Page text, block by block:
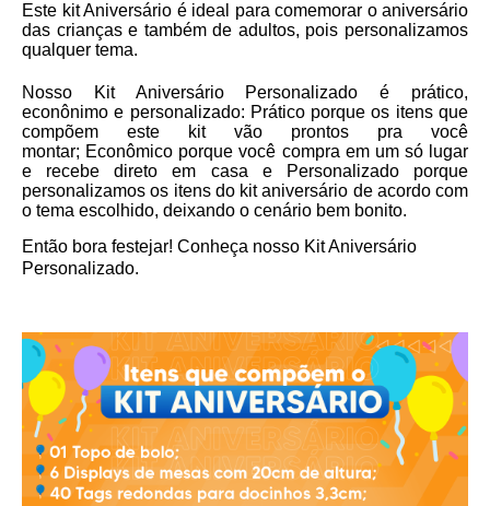
Este kit Aniversário é ideal para comemorar o aniversário
das crianças e também de adultos, pois personalizamos
qualquer tema.
Nosso Kit Aniversário Personalizado é prático,
econônimo e personalizado: Práticoporque os itens que
compõem este kit vão prontos pra você
montar; Econômico porque você compra em um só lugar
e recebe direto em casa e
Personalizadoporque
personalizamos os itens do kit aniversário de acordo com
o tema escolhido, deixando o cenário bem bonito.
Então bora festejar! Conheça nosso Kit Aniversário
Personalizado.